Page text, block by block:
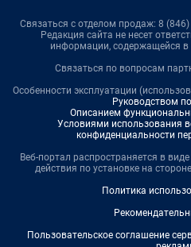
Связаться с отделом продаж: 8 (846)
Редакция сайта не несет
информации, содержащейся в
Связаться по вопросам
Особенности эксплуатации
Руководством
Описанием
Условиями использования
конфиденциальности
Веб-портал распространяется в
действия по установке на
Политика
Пользовательское соглашение